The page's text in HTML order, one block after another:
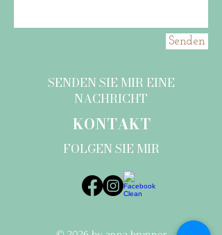
Senden
SENDEN SIE MIR EINE
NACHRICHT
KONTAKT
FOLGEN SIE MIR